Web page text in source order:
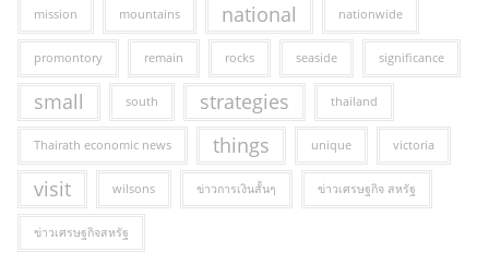
mission mountains national nationwide
promontory remain rocks seaside significance
small south strategies thailand
Thairath economic news things unique victoria
visit wilsons ข่าวการเงินสั้นๆ ข่าวเศรษฐกิจ สหรัฐ
ข่าวเศรษฐกิจสหรัฐ